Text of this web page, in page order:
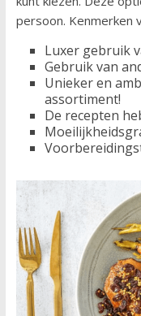
persoon. Kenmerken
Luxer gebruik
Gebruik van
Unieker en
assortiment!
De recepten